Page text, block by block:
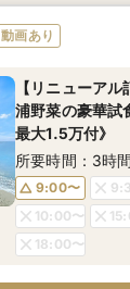
＜式場探しを始
所要時間：1時
9:00〜
【90分クイック
9:00〜
10:00〜
18:00〜
【6名～貸切◎
円分プレゼント
所要時間：3時
9:00〜
15:00〜
動画あり
【リニューア
浦野菜の豪華試
最大1.5万付》
所要時間：3時
9:00〜
10:00〜
18:00〜